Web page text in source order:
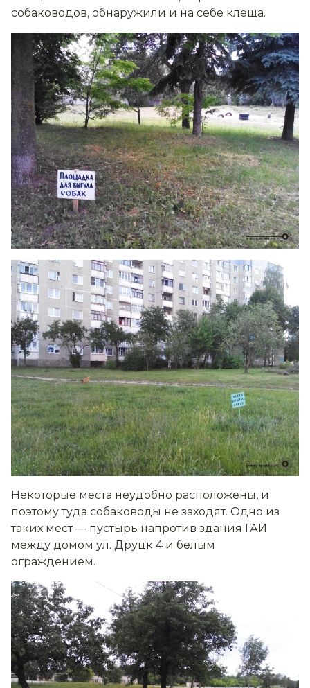
собаководов, обнаружили и на себе клеща.
Некоторые места неудобно расположены, и
поэтому туда собаководы не заходят. Одно из
таких мест — пустырь напротив здания ГАИ
между домом ул. Друцк 4 и белым
ограждением.